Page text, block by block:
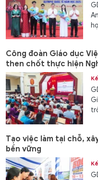
Công đoàn Giáo dục
then chốt thực hiện
Tạo việc làm tại chỗ,
bền vững